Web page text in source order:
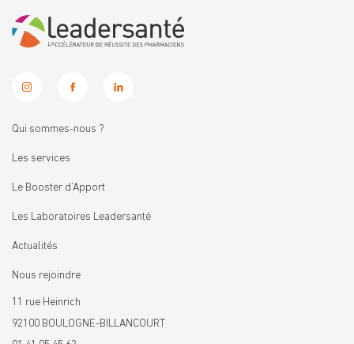
Qui sommes-nous ?
Les services
Le Booster d’Apport
Les Laboratoires Leadersanté
Actualités
Nous rejoindre
11 rue Heinrich
92100 BOULOGNE-BILLANCOURT